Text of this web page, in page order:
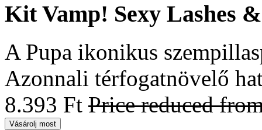
Kit Vamp! Sexy Lashes
A Pupa ikonikus
Azonnali térfogatnövelő
8.393 Ft Price reduced
Vásárolj most